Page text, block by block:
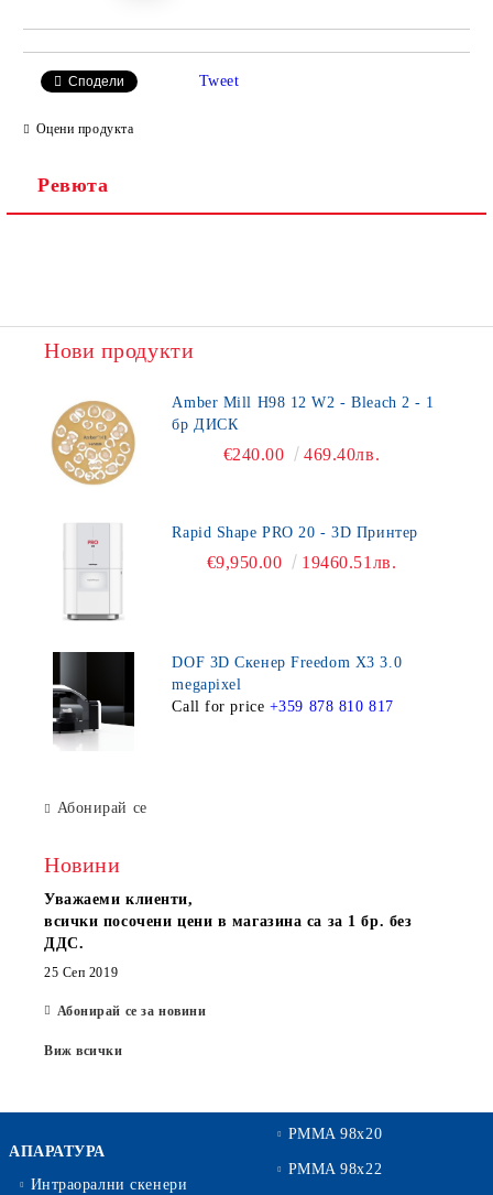
Сподели Tweet
Оцени продукта
Ревюта
Нови продукти
Amber Mill H98 12 W2 - Bleach 2 - 1
бр ДИСК
€240.00 469.40лв.
Rapid Shape PRO 20 - 3D Принтер
€9,950.00 19460.51лв.
DOF 3D Скенер Freedom X3 3.0
megapixel
Call for price +359 878 810 817
Абонирай се
Новини
Уважаеми клиенти,
всички посочени цени в магазина са за 1 бр. без
ДДС.
25 Сеп 2019
Абонирай се за новини
Виж всички
АПАРАТУРА
Интраорални скенери
PMMA 98x20
PMMA 98x22